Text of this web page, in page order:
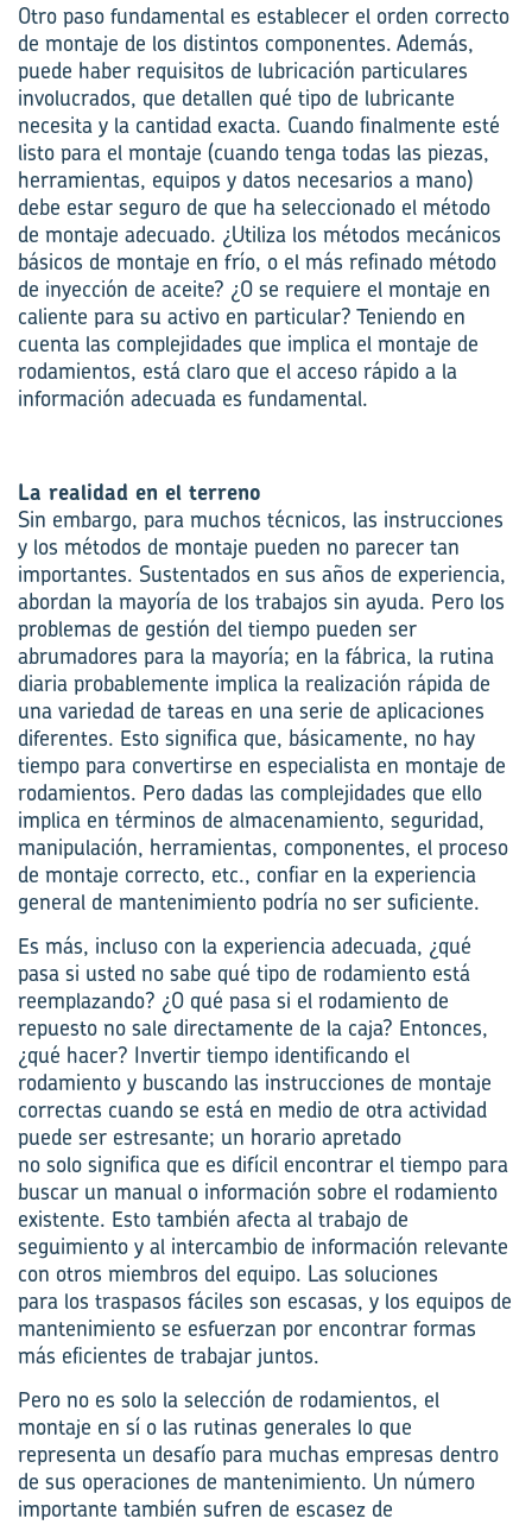
Otro paso fundamental es establecer el orden correcto
de montaje de los distintos componentes. Además,
puede haber requisitos de lubricación particulares
involucrados, que detallen qué tipo de lubricante
necesita y la cantidad exacta. Cuando finalmente esté
listo para el montaje (cuando tenga todas las piezas,
herramientas, equipos y datos necesarios a mano)
debe estar seguro de que ha seleccionado el método
de montaje adecuado. ¿Utiliza los métodos mecánicos
básicos de montaje en frío, o el más refinado método
de inyección de aceite? ¿O se requiere el montaje en
caliente para su activo en particular? Teniendo en
cuenta las complejidades que implica el montaje de
rodamientos, está claro que el acceso rápido a la
información adecuada es fundamental.
La realidad en el terreno
Sin embargo, para muchos técnicos, las instrucciones
y los métodos de montaje pueden no parecer tan
importantes. Sustentados en sus años de experiencia,
abordan la mayoría de los trabajos sin ayuda. Pero los
problemas de gestión del tiempo pueden ser
abrumadores para la mayoría; en la fábrica, la rutina
diaria probablemente implica la realización rápida de
una variedad de tareas en una serie de aplicaciones
diferentes. Esto significa que, básicamente, no hay
tiempo para convertirse en especialista en montaje de
rodamientos. Pero dadas las complejidades que ello
implica en términos de almacenamiento, seguridad,
manipulación, herramientas, componentes, el proceso
de montaje correcto, etc., confiar en la experiencia
general de mantenimiento podría no ser suficiente.
Es más, incluso con la experiencia adecuada, ¿qué
pasa si usted no sabe qué tipo de rodamiento está
reemplazando? ¿O qué pasa si el rodamiento de
repuesto no sale directamente de la caja? Entonces,
¿qué hacer? Invertir tiempo identificando el
rodamiento y buscando las instrucciones de montaje
correctas cuando se está en medio de otra actividad
puede ser estresante; un horario apretado
no solo significa que es difícil encontrar el tiempo para
buscar un manual o información sobre el rodamiento
existente. Esto también afecta al trabajo de
seguimiento y al intercambio de información relevante
con otros miembros del equipo. Las soluciones
para los traspasos fáciles son escasas, y los equipos de
mantenimiento se esfuerzan por encontrar formas
más eficientes de trabajar juntos.
Pero no es solo la selección de rodamientos, el
montaje en sí o las rutinas generales lo que
representa un desafío para muchas empresas dentro
de sus operaciones de mantenimiento. Un número
importante también sufren de escasez de